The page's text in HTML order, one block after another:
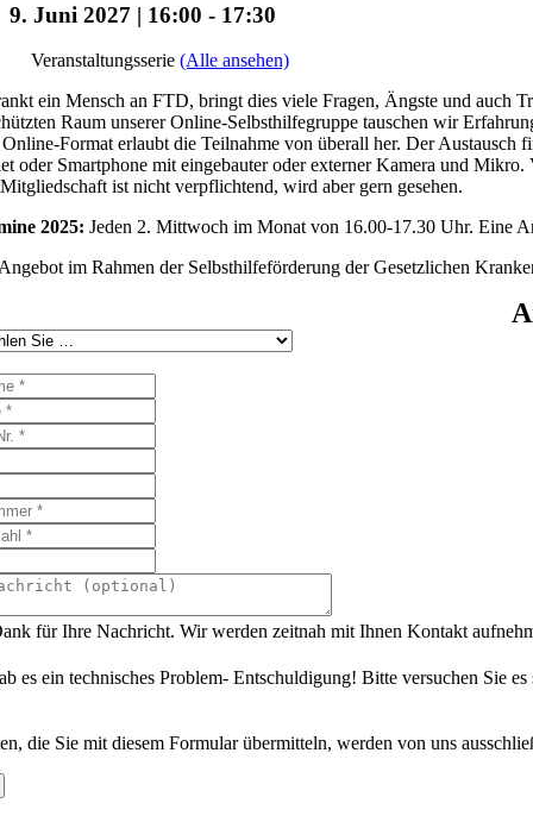
9. Juni 2027 | 16:00 - 17:30
Veranstaltungsserie (Alle ansehen)
ein Mensch an FTD, bringt dies viele Fragen, Ängste und auch
Raum unserer Online-Selbsthilfegruppe tauschen wir
Format erlaubt die Teilnahme von überall her. Der
oder Smartphone mit eingebauter oder externer Kamera und
ist nicht verpflichtend, wird aber gern gesehen.
2025: Jeden 2. Mittwoch im Monat von 16.00-17.30 Uhr. Eine
im Rahmen der Selbsthilfeförderung der Gesetzlichen
für Ihre Nachricht. Wir werden zeitnah mit Ihnen Kontakt
es ein technisches Problem- Entschuldigung! Bitte versuchen Sie
die Sie mit diesem Formular übermitteln, werden von uns